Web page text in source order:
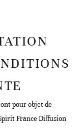
pour objet de
France Diffusion